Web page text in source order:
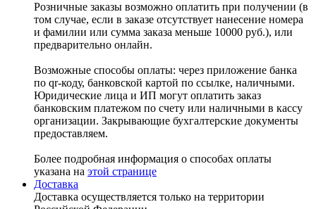
Розничные заказы возможно оплатить при получении (в
том случае, если в заказе отсутствует нанесение номера
и фамилии или сумма заказа меньше 10000 руб.), или
предварительно онлайн.
Возможные способы оплаты: через приложение банка
по qr-коду, банковской картой по ссылке, наличными.
Юридические лица и ИП могут оплатить заказ
банковским платежом по счету или наличными в кассу
организации. Закрывающие бухгалтерские документы
предоставляем.
Более подробная информация о способах оплаты
указана на этой странице
Доставка
Доставка осуществляется только на территории